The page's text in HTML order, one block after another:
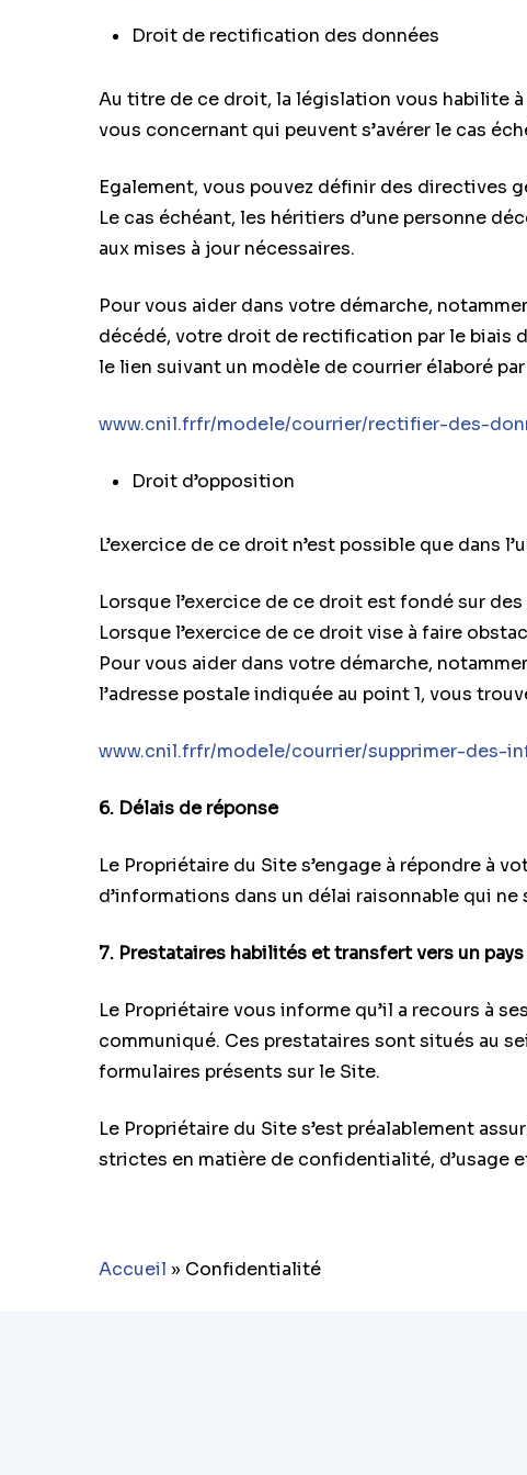
Droit de rectification des données
Au titre de ce droit, la législation vous habilite
vous concernant qui peuvent s’avérer le cas
Egalement, vous pouvez définir des directives
Le cas échéant, les héritiers d’une personne
aux mises à jour nécessaires.
Pour vous aider dans votre démarche,
décédé, votre droit de rectification par le biais
le lien suivant un modèle de courrier élaboré par
www.cnil.frfr/modele/courrier/rectifier-des-
Droit d’opposition
L’exercice de ce droit n’est possible que dans
Lorsque l’exercice de ce droit est fondé sur
Lorsque l’exercice de ce droit vise à faire
Pour vous aider dans votre démarche,
l’adresse postale indiquée au point 1, vous
www.cnil.frfr/modele/courrier/supprimer-des-
6. Délais de réponse
Le Propriétaire du Site s’engage à répondre à
d’informations dans un délai raisonnable qui
7. Prestataires habilités et transfert vers un
Le Propriétaire vous informe qu’il a recours à
communiqué. Ces prestataires sont situés au
formulaires présents sur le Site.
Le Propriétaire du Site s’est préalablement
strictes en matière de confidentialité, d’usage
Accueil » Confidentialité